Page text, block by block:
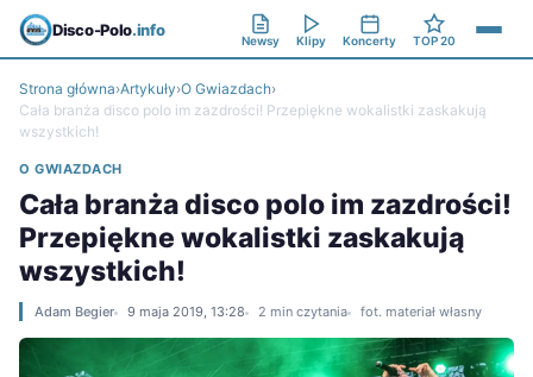
Disco-Polo.info
Newsy Klipy Koncerty TOP 20
Strona główna›Artykuły›O Gwiazdach›
Cała branża disco polo im zazdrości! Przepiękne wokalistki zaskakują
wszystkich!
O GWIAZDACH
Cała branża disco polo im zazdrości!
Przepiękne wokalistki zaskakują
wszystkich!
Adam Begier 9 maja 2019, 13:28 2 min czytania fot. materiał własny